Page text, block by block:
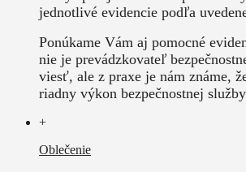
jednotlivé evidencie podľa
Ponúkame Vám aj pomocné
nie je prevádzkovateľ
viesť, ale z praxe je nám známe,
riadny výkon bezpečnostnej
+
Oblečenie